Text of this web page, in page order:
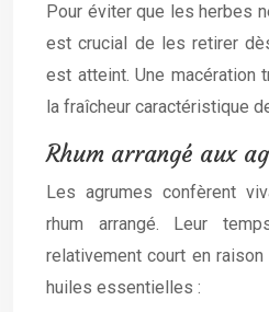
Pour éviter que les herbes
est crucial de les retirer
est atteint. Une macération
la fraîcheur caractéristique
Rhum arrangé aux
Les agrumes confèrent
rhum arrangé. Leur
relativement court en
huiles essentielles :